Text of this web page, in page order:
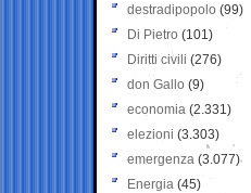
destradipopolo (99)
Di Pietro (101)
Diritti civili (276)
don Gallo (9)
economia (2.331)
elezioni (3.303)
emergenza (3.077)
Energia (45)